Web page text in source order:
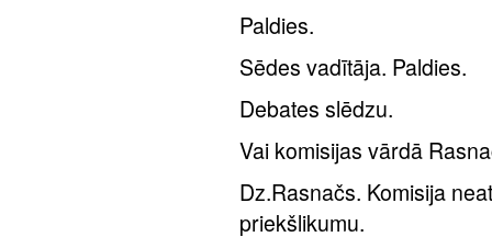
Paldies.
Sēdes vadītāja. Paldies.
Debates slēdzu.
Vai komisijas vārdā
Dz.Rasnačs. Komisija
priekšlikumu.